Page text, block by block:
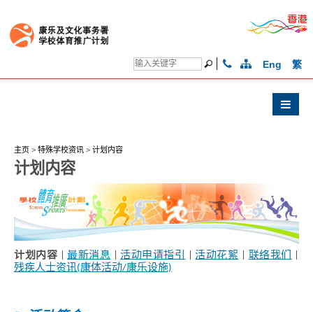
Eng 繁
主页 > 特殊学校资讯 > 计划内容
计划内容
计划内容 |最新消息 |活动申请指引 |活动花絮 联络我们
残疾人士资讯(康体活动/康乐设施)